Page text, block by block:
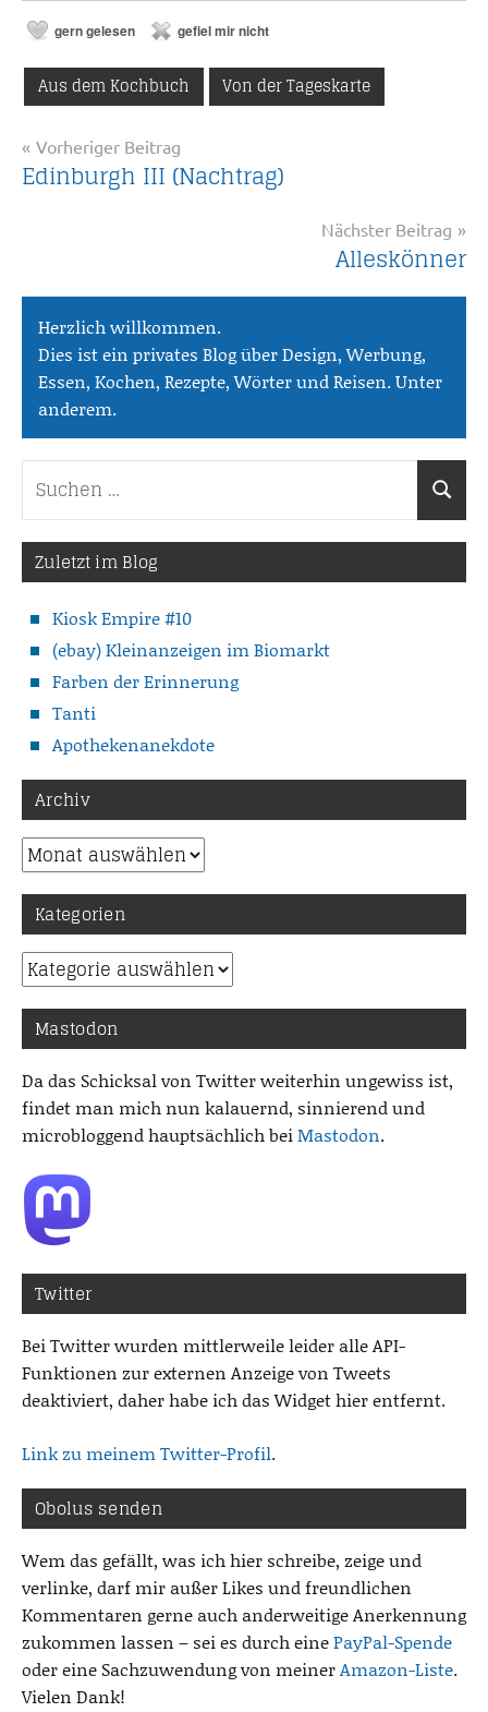
gern gelesen gefiel mir nicht
Aus dem Kochbuch Von der Tageskarte
Beitragsnavigation
Vorheriger Beitrag
Edinburgh III (Nachtrag)
Nächster Beitrag
Alleskönner
Herzlich willkommen.
Dies ist ein privates Blog über Design, Werbung,
Essen, Kochen, Rezepte, Wörter und Reisen. Unter
anderem.
Zuletzt im Blog
Kiosk Empire #10
(ebay) Kleinanzeigen im Biomarkt
Farben der Erinnerung
Tanti
Apothekenanekdote
Archiv
Archiv
Kategorien
Kategorien
Mastodon
Da das Schicksal von Twitter weiterhin ungewiss ist,
findet man mich nun kalauernd, sinnierend und
microbloggend hauptsächlich bei Mastodon.
Twitter
Bei Twitter wurden mittlerweile leider alle API-
Funktionen zur externen Anzeige von Tweets
deaktiviert, daher habe ich das Widget hier entfernt.
Link zu meinem Twitter-Profil.
Obolus senden
Wem das gefällt, was ich hier schreibe, zeige und
verlinke, darf mir außer Likes und freundlichen
Kommentaren gerne auch anderweitige Anerkennung
zukommen lassen – sei es durch einePayPal-Spende
oder eine Sachzuwendung von meinerAmazon-Liste.
Vielen Dank!